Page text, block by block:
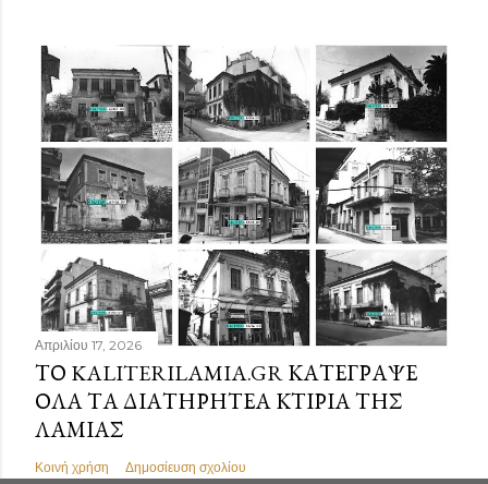
Απριλίου 17, 2026
ΤΟ KALITERILAMIA.GR ΚΑΤΈΓΡΑΨΕ
ΌΛΑ ΤΑ ΔΙΑΤΗΡΗΤΈΑ ΚΤΊΡΙΑ ΤΗΣ
ΛΑΜΊΑΣ
Κοινή χρήση Δημοσίευση σχολίου